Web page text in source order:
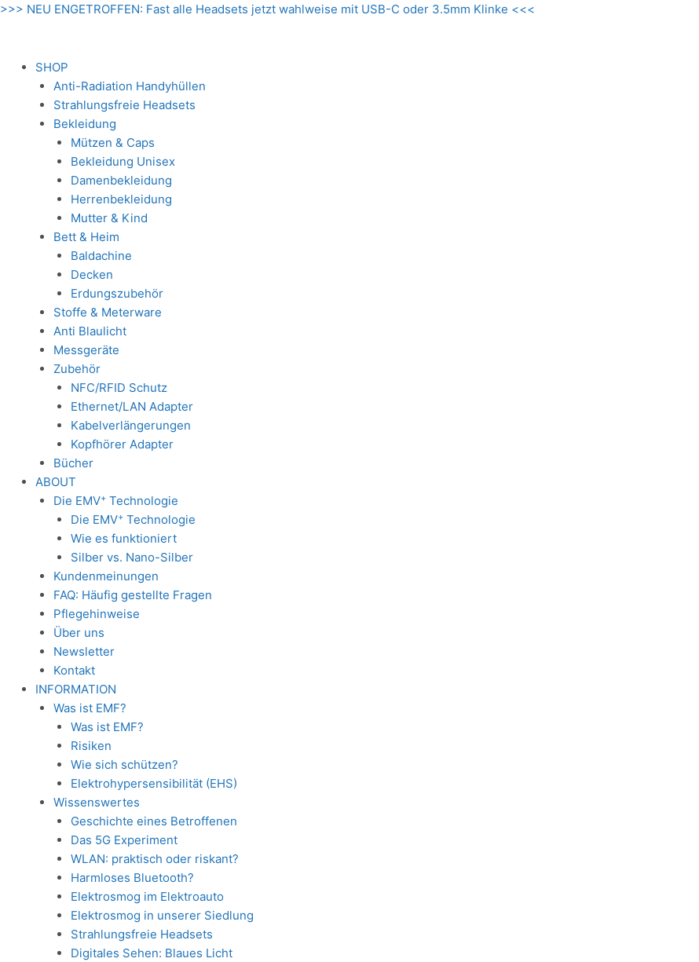
Zum
>>> NEU ENGETROFFEN: Fast alle Headsets jetzt wahlweise mit USB-C oder 3.5mm Klinke <<<
SHOP
Anti-Radiation Handyhüllen
Strahlungsfreie Headsets
Bekleidung
Mützen & Caps
Bekleidung Unisex
Damenbekleidung
Herrenbekleidung
Mutter & Kind
Bett & Heim
Baldachine
Decken
Erdungszubehör
Stoffe & Meterware
Anti Blaulicht
Messgeräte
Zubehör
NFC/RFID Schutz
Ethernet/LAN Adapter
Kabelverlängerungen
Kopfhörer Adapter
Bücher
ABOUT
Die EMV+Technologie
Die EMV+ Technologie
Wie es funktioniert
Silber vs. Nano-Silber
Kundenmeinungen
FAQ: Häufig gestellte Fragen
Pflegehinweise
Über uns
Newsletter
Kontakt
INFORMATION
Was ist EMF?
Was ist EMF?
Risiken
Wie sich schützen?
Elektrohypersensibilität (EHS)
Wissenswertes
Geschichte eines Betroffenen
Das 5G Experiment
WLAN: praktisch oder riskant?
Harmloses Bluetooth?
Elektrosmog im Elektroauto
Elektrosmog in unserer Siedlung
Strahlungsfreie Headsets
Digitales Sehen: Blaues Licht